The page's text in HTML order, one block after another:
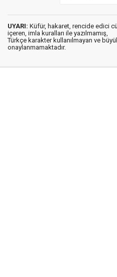
UYARI: Küfür, hakaret, rencide edici
içeren, imla kuralları ile yazılmamış,
Türkçe karakter kullanılmayan ve
onaylanmamaktadır.